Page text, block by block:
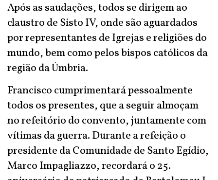
Após as saudações, todos se dirigem ao
claustro de Sisto IV, onde são aguardados
por representantes de Igrejas e religiões do
mundo, bem como pelos bispos católicos da
região da Úmbria.
Francisco cumprimentará pessoalmente
todos os presentes, que a seguir almoçam
no refeitório do convento, juntamente com
vítimas da guerra. Durante a refeição o
presidente da Comunidade de Santo Egídio,
Marco Impagliazzo, recordará o 25.